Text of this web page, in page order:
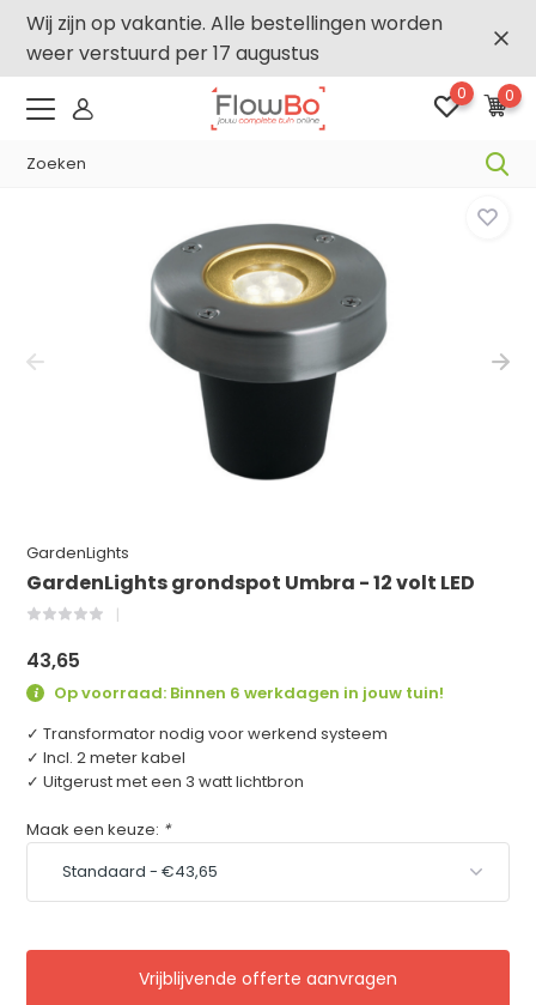
Wij zijn op vakantie. Alle bestellingen worden
weer verstuurd per 17 augustus
0 0
GardenLights
GardenLights grondspot Umbra - 12 volt LED
43,65
Op voorraad: Binnen 6 werkdagen in jouw tuin!
✓ Transformator nodig voor werkend systeem
✓ Incl. 2 meter kabel
✓ Uitgerust met een 3 watt lichtbron
Maak een keuze: *
Vrijblijvende offerte aanvragen